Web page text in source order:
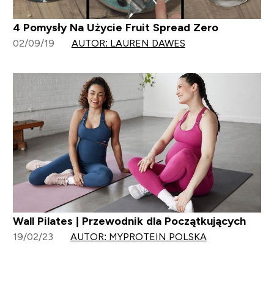
4 Pomysły Na Użycie Fruit Spread Zero
02/09/19 AUTOR: LAUREN DAWES
Wall Pilates | Przewodnik dla Początkujących
19/02/23 AUTOR: MYPROTEIN POLSKA